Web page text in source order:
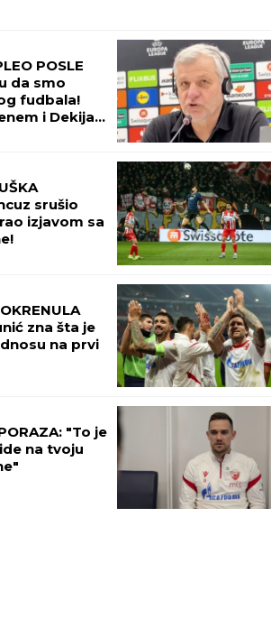
POSLE
da smo
fudbala!
i Dekija!
srušio
izjavom sa
zna šta je
na prvi
"To je
na tvoju